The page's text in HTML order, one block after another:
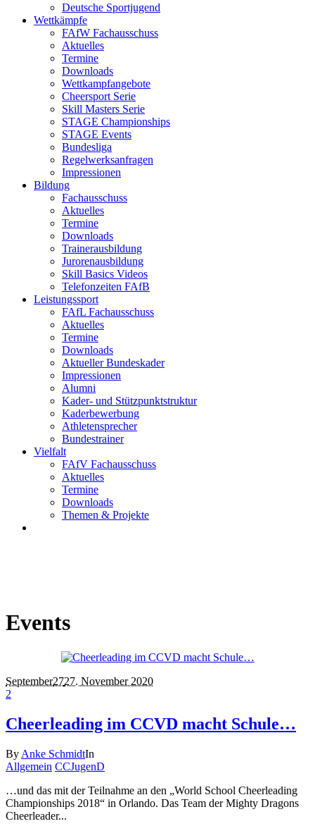
Deutsche Sportjugend
Wettkämpfe
FAfW Fachausschuss
Aktuelles
Termine
Downloads
Wettkampfangebote
Cheersport Serie
Skill Masters Serie
STAGE Championships
STAGE Events
Bundesliga
Regelwerksanfragen
Impressionen
Bildung
Fachausschuss
Aktuelles
Termine
Downloads
Trainerausbildung
Jurorenausbildung
Skill Basics Videos
Telefonzeiten FAfB
Leistungssport
FAfL Fachausschuss
Aktuelles
Termine
Downloads
Aktueller Bundeskader
Impressionen
Alumni
Kader- und Stützpunktstruktur
Kaderbewerbung
Athletensprecher
Bundestrainer
Vielfalt
FAfV Fachausschuss
Aktuelles
Termine
Downloads
Themen & Projekte
Events
September2727. November 2020
2
Cheerleading im CCVD macht Schule…
By Anke SchmidtIn
Allgemein CCJugenD
…und das mit der Teilnahme an den „World School Cheerleading
Championships 2018“ in Orlando. Das Team der Mighty Dragons
Cheerleader...